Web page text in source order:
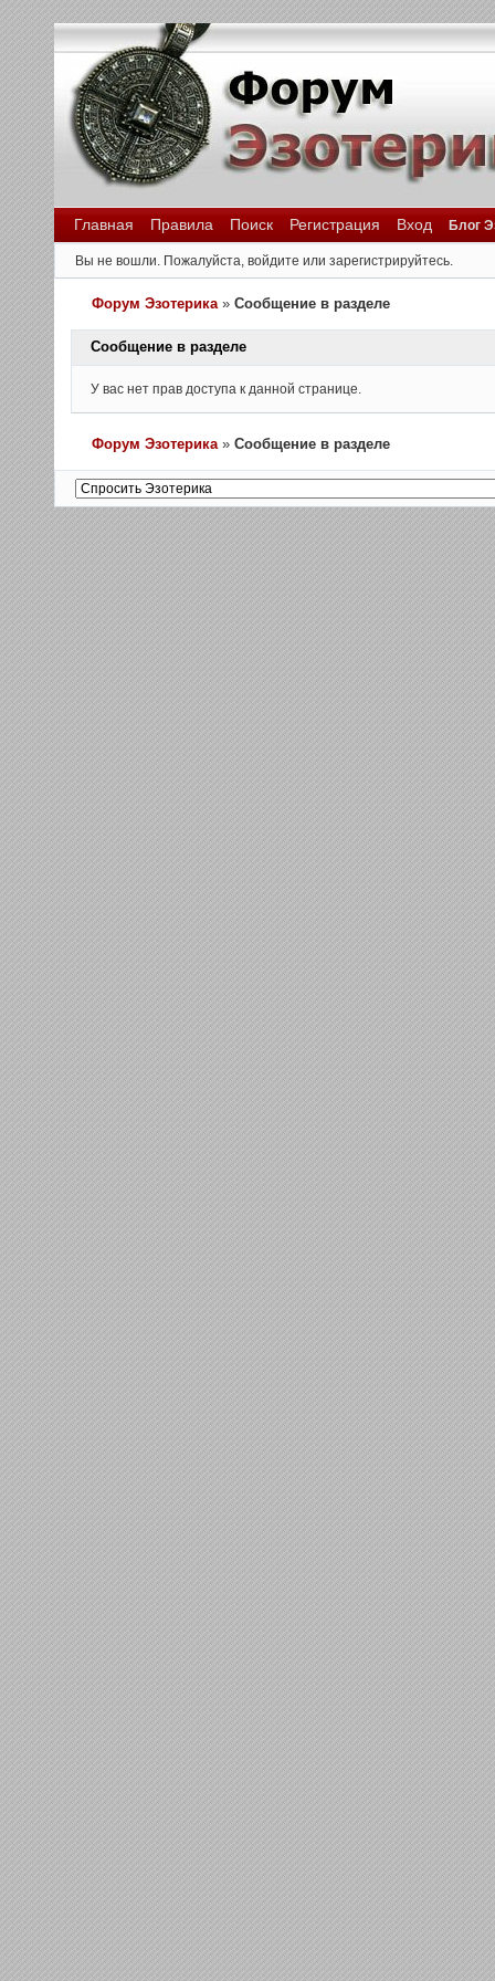
Главная Правила Поиск Регистрация Вход Блог
Вы не вошли. Пожалуйста, войдите или зарегистрируйтесь.
Форум Эзотерика »Сообщение в разделе
Сообщение в разделе
У вас нет прав доступа к данной странице.
Форум Эзотерика »Сообщение в разделе